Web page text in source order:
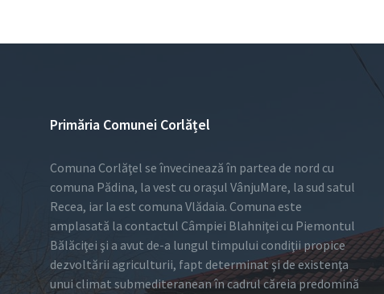
Primăria Comunei Corlățel
Comuna Corlăţel se învecinează în partea de nord cu
comuna Pădina, la vest cu oraşul VânjuMare, la sud satul
Recea, iar la est comuna Vlădaia. Comuna este
amplasată la contactul Câmpiei Blahniţei cu Piemontul
Bălăciţei şi a avut de-a lungul timpului condiţii propice
dezvoltării agriculturii, fapt determinat şi de existenţa
unui climat submediteranean în cadrul căreia predomină